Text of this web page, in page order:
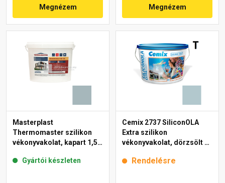
Megnézem Megnézem
Masterplast
Thermomaster szilikon
vékonyvakolat, kapart 1,5
Gyártói készleten
Cemix 2737 SiliconOLA
Extra szilikon
vékonyvakolat, dörzsölt 2
Rendelésre